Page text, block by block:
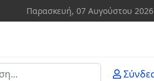
Παρασκευή, 07 Αυγούστου 2026